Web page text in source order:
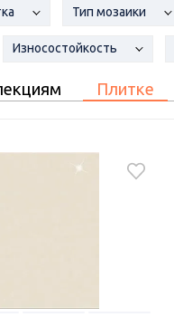
Тип мозаики
Износостойкость
Плитке